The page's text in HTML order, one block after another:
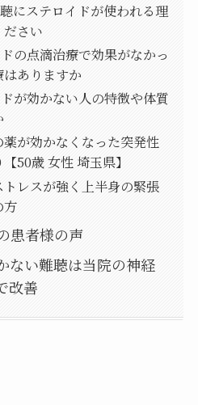
にステロイドが使われる理
ださい
の点滴治療で効果がなかっ
ありますか
が効かない人の特徴や体質
が効かなくなった突発性
50歳 女性 埼玉県】
トレスが強く上半身の緊張
方
患者様の声
ない難聴は当院の神経
改善